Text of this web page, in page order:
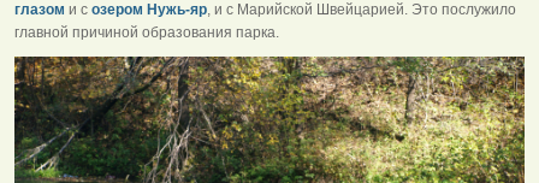
глазом и с озером Нужь-яр, и с Марийской Швейцарией. Это послужило
главной причиной образования парка.